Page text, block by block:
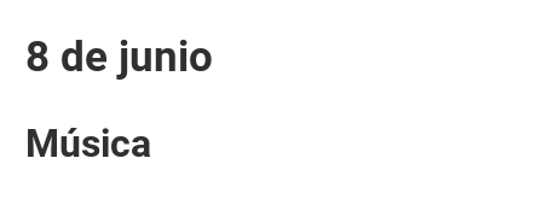
8 de junio
Música